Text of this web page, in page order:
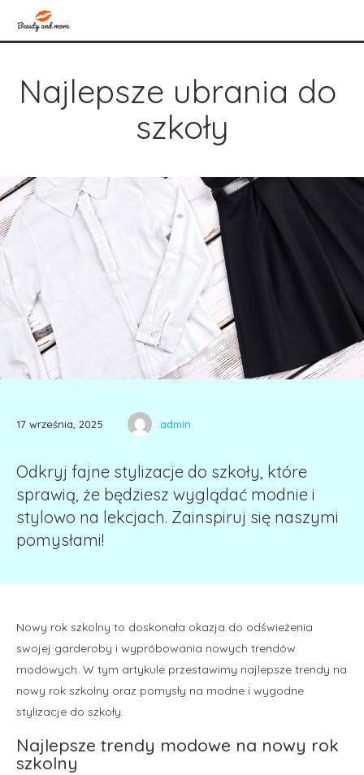
Najlepsze ubrania do
szkoły
17 września, 2025 admin
Odkryj fajne stylizacje do szkoły, które
sprawią, że będziesz wyglądać modnie i
stylowo na lekcjach. Zainspiruj się naszymi
pomysłami!
Nowy rok szkolny to doskonała okazja do odświeżenia
swojej garderoby i wypróbowania nowych trendów
modowych. W tym artykule przestawimy najlepsze trendy na
nowy rok szkolny oraz pomysły na modne i wygodne
stylizacje do szkoły.
Najlepsze trendy modowe na nowy rok
szkolny